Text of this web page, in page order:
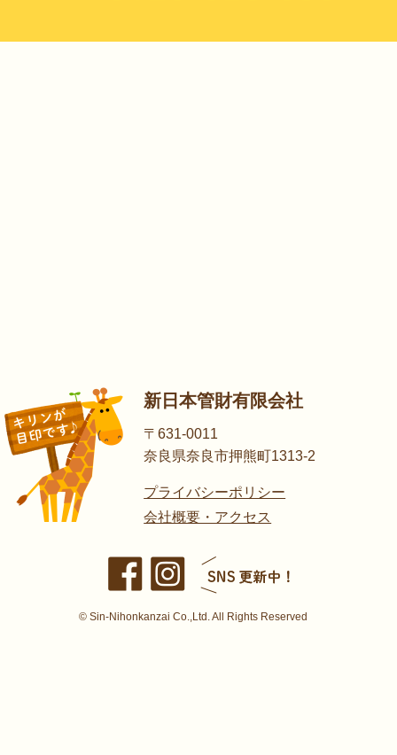
新日本管財有限会社
〒631-0011
奈良県奈良市押熊町1313-2
プライバシーポリシー
会社概要・アクセス
© Sin-Nihonkanzai Co.,Ltd. All Rights Reserved